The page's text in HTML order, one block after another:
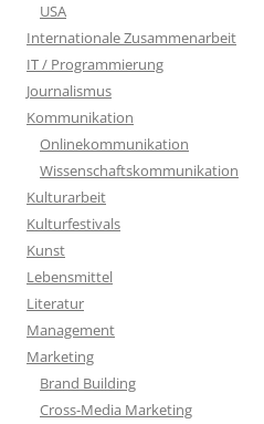
USA
Internationale Zusammenarbeit
IT / Programmierung
Journalismus
Kommunikation
Onlinekommunikation
Wissenschaftskommunikation
Kulturarbeit
Kulturfestivals
Kunst
Lebensmittel
Literatur
Management
Marketing
Brand Building
Cross-Media Marketing